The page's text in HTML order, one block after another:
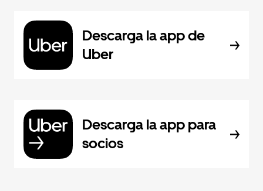
Descarga la app de
Uber
Descarga la app para
socios